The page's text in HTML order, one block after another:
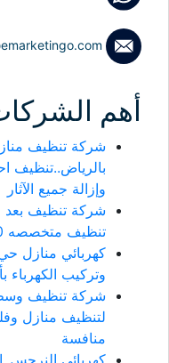
أهم
شركة تنظيف
وإزالة جميع الآثار
شركة تنظيف بعد
تنظيف متخصصه 100% لإعادة تأهيل المنازل
كهربائي منازل
وتركيب الكهرباء
لتنظيف منازل
منافسة
كهربائي